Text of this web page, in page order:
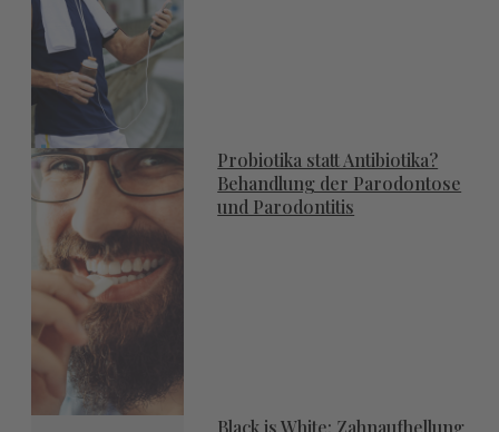
Probiotika statt Antibiotika?
Behandlung der Parodontose
und Parodontitis
Black is White: Zahnaufhellung